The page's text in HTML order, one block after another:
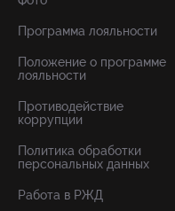
Программа лояльности
Положение о программе
лояльности
Противодействие
коррупции
Политика обработки
персональных данных
Работа в РЖД